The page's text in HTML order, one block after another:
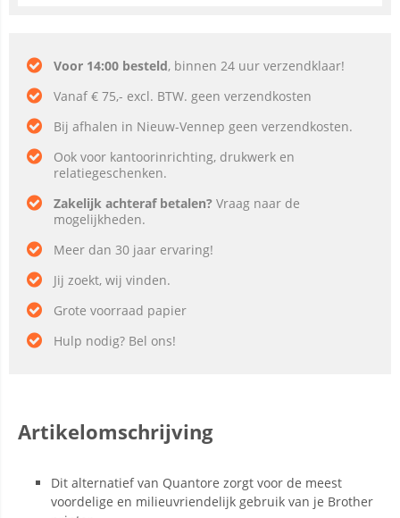
Voor 14:00 besteld, binnen 24 uur verzendklaar!
Vanaf € 75,- excl. BTW. geen verzendkosten
Bij afhalen in Nieuw-Vennep geen verzendkosten.
Ook voor kantoorinrichting, drukwerk en
relatiegeschenken.
Zakelijk achteraf betalen? Vraag naar de
mogelijkheden.
Meer dan 30 jaar ervaring!
Jij zoekt, wij vinden.
Grote voorraad papier
Hulp nodig? Bel ons!
Artikelomschrijving
Dit alternatief van Quantore zorgt voor de meest
voordelige en milieuvriendelijk gebruik van je Brother